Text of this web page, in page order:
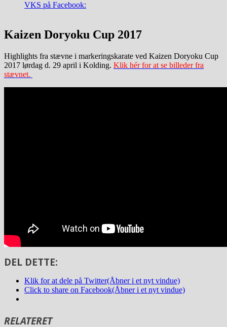
VKS på Facebook:
Kaizen Doryoku Cup 2017
Highlights fra stævne i markeringskarate ved Kaizen Doryoku Cup
2017 lørdag d. 29 april i Kolding. Klik hér for at se billeder fra
stævnet.
DEL DETTE:
Klik for at dele på Twitter(Åbner i et nyt vindue)
Click to share on Facebook(Åbner i et nyt vindue)
RELATERET